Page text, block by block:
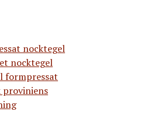
nocktegel
nocktegel
formpressat
proviniens